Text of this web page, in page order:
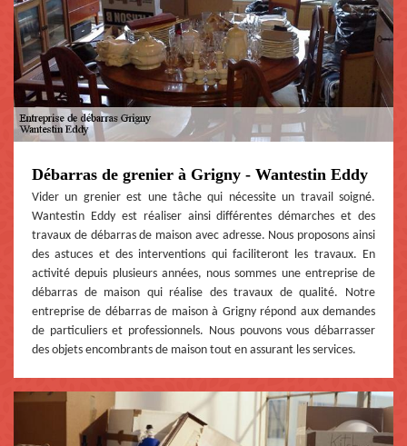
Débarras de grenier à Grigny - Wantestin Eddy
Vider un grenier est une tâche qui nécessite un travail soigné.
Wantestin Eddy est réaliser ainsi différentes démarches et des
travaux de débarras de maison avec adresse. Nous proposons ainsi
des astuces et des interventions qui faciliteront les travaux. En
activité depuis plusieurs années, nous sommes une entreprise de
débarras de maison qui réalise des travaux de qualité. Notre
entreprise de débarras de maison à Grigny répond aux demandes
de particuliers et professionnels. Nous pouvons vous débarrasser
des objets encombrants de maison tout en assurant les services.